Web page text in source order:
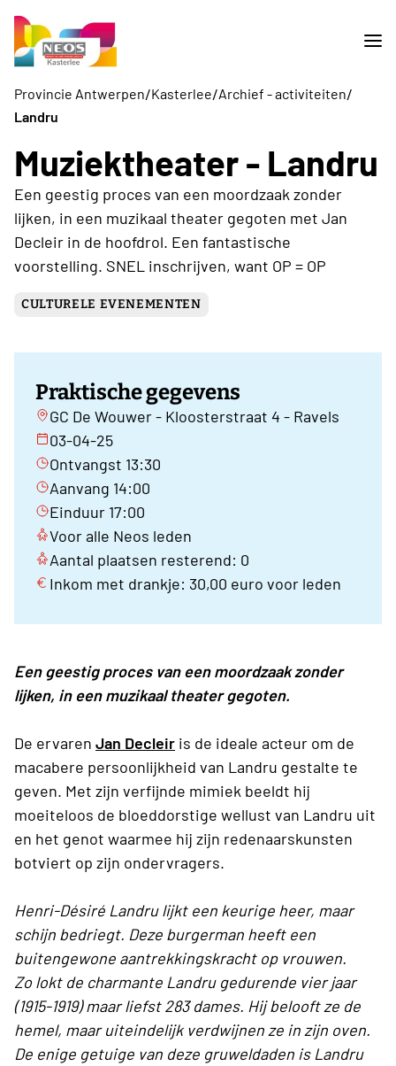
Provincie Antwerpen/Kasterlee/Archief - activiteiten/
Landru
Muziektheater - Landru
Een geestig proces van een moordzaak zonder
lijken, in een muzikaal theater gegoten met Jan
Decleir in de hoofdrol. Een fantastische
voorstelling. SNEL inschrijven, want OP = OP
CULTURELE EVENEMENTEN
Praktische gegevens
GC De Wouwer - Kloosterstraat 4 - Ravels
03-04-25
Ontvangst 13:30
Aanvang 14:00
Einduur 17:00
Voor alle Neos leden
Aantal plaatsen resterend: 0
Inkom met drankje: 30,00 euro voor leden
Een geestig proces van een moordzaak zonder
lijken, in een muzikaal theater gegoten.
De ervaren Jan Decleir is de ideale acteur om de
macabere persoonlijkheid van Landru gestalte te
geven. Met zijn verfijnde mimiek beeldt hij
moeiteloos de bloeddorstige wellust van Landru uit
en het genot waarmee hij zijn redenaarskunsten
botviert op zijn ondervragers.
Henri-Désiré Landru lijkt een keurige heer, maar
schijn bedriegt. Deze burgerman heeft een
buitengewone aantrekkingskracht op vrouwen.
Zo lokt de charmante Landru gedurende vier jaar
(1915-1919) maar liefst 283 dames. Hij belooft ze de
hemel, maar uiteindelijk verdwijnen ze in zijn oven.
De enige getuige van deze gruweldaden is Landru